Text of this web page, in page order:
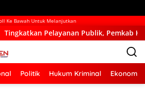
Ke Bawah Untuk Melanjutkan
Publik, Pemkab Kupang Mulai Bangun
Politik Hukum Kriminal Ekonomi